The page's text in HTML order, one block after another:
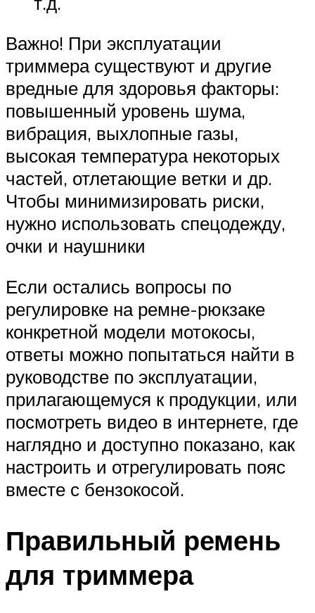
Важно! При эксплуатации
триммера существуют и другие
вредные для здоровья факторы:
повышенный уровень шума,
вибрация, выхлопные газы,
высокая температура некоторых
частей, отлетающие ветки и др.
Чтобы минимизировать риски,
нужно использовать спецодежду,
очки и наушники
Если остались вопросы по
регулировке на ремне-рюкзаке
конкретной модели мотокосы,
ответы можно попытаться найти в
руководстве по эксплуатации,
прилагающемуся к продукции, или
посмотреть видео в интернете, где
наглядно и доступно показано, как
настроить и отрегулировать пояс
вместе с бензокосой.
Правильный ремень
для триммера